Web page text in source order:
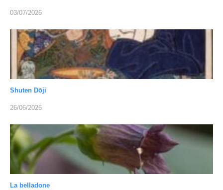
03/07/2026
Shuten Dōji
26/06/2026
La belladone